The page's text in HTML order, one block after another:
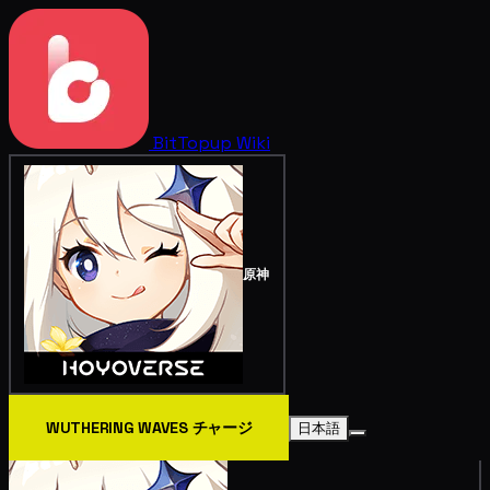
BitTopup Wiki
原神
WUTHERING WAVES チャージ 日本語